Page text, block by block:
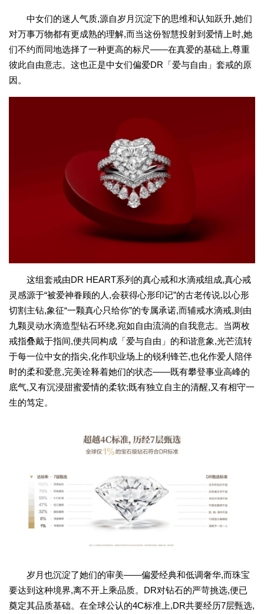
中女们的迷人气质,源自岁月沉淀下的思维和认知跃升,她们
对万事万物都有更成熟的理解,而当这份智慧投射到爱情上时,她
们不约而同地选择了一种更高的标尺——在真爱的基础上,尊重
彼此自由意志。这也正是中女们偏爱DR「爱与自由」套戒的原
因。
这组套戒由DR HEART系列的真心戒和水滴戒组成,真心戒
灵感源于“被爱神眷顾的人,会获得心形印记”的古老传说,以心形
切割主钻,象征“一颗真心只给你”的专属承诺,而辅戒水滴戒,则由
九颗灵动水滴造型钻石环绕,宛如自由流淌的自我意志。当两枚
戒指叠戴于指间,便共同构成「爱与自由」的和谐意象,光芒流转
于每一位中女的指尖,化作职业场上的锐利锋芒,也化作爱人陪伴
时的柔和爱意,完美诠释着她们的状态——既有攀登事业高峰的
底气,又有沉浸甜蜜爱情的柔软;既有独立自主的清醒,又有相守一
生的笃定。
岁月也沉淀了她们的审美——偏爱经典和低调奢华,而珠宝
要达到这种境界,离不开上乘品质。DR对钻石的严苛挑选,便已
奠定其品质基础。在全球公认的4C标准上,DR共要经历7层甄选,